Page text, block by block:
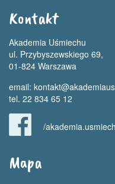
Kontakt
Akademia Uśmiechu
ul. Przybyszewskiego 69,
01-824 Warszawa
email:
tel. 22 834 65 12
/
Mapa